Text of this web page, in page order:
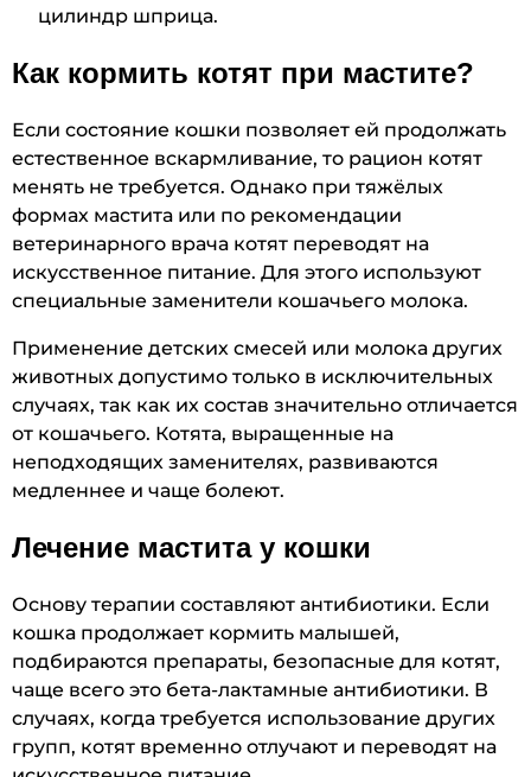
цилиндр шприца.
Как кормить котят при мастите?
Если состояние кошки позволяет ей продолжать
естественное вскармливание, то рацион котят
менять не требуется. Однако при тяжёлых
формах мастита или по рекомендации
ветеринарного врача котят переводят на
искусственное питание. Для этого используют
специальные заменители кошачьего молока.
Применение детских смесей или молока других
животных допустимо только в исключительных
случаях, так как их состав значительно отличается
от кошачьего. Котята, выращенные на
неподходящих заменителях, развиваются
медленнее и чаще болеют.
Лечение мастита у кошки
Основу терапии составляют антибиотики. Если
кошка продолжает кормить малышей,
подбираются препараты, безопасные для котят,
чаще всего это бета-лактамные антибиотики. В
случаях, когда требуется использование других
групп, котят временно отлучают и переводят на